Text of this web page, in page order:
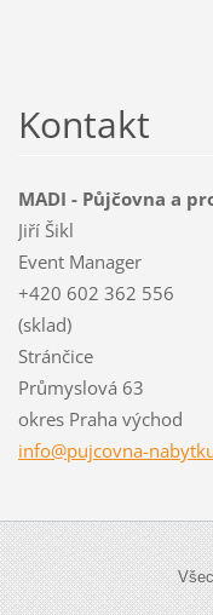
Kontakt
MADI - Půjčovna a
Jiří Šikl
Event Manager
+420 602 362 556
(sklad)
Stránčice
Průmyslová 63
okres Praha východ
info@pujcovna-na